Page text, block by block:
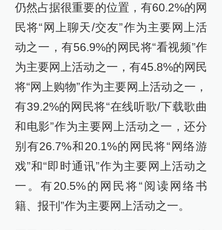
仍然占据很重要的位置，有60.2%的网
民将“网上聊天/交友”作为主要网上活
动之一，有56.9%的网民将“看视频”作
为主要网上活动之一，有45.8%的网民
将“网上购物”作为主要网上活动之一，
有39.2%的网民将“在线听歌/下载歌曲
和电影”作为主要网上活动之一，还分
别有26.7%和20.1%的网民将“网络游
戏”和“即时通讯”作为主要网上活动之
一。有20.5%的网民将“阅读网络书
籍、报刊”作为主要网上活动之一。